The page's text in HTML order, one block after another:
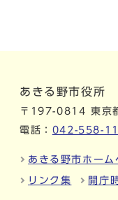
あきる野市役所
〒197-0814 東京
電話： 042-558-
あきる野市ホーム
リンク集 開庁